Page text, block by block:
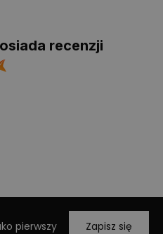
recenzji
pierwszy Zapisz się